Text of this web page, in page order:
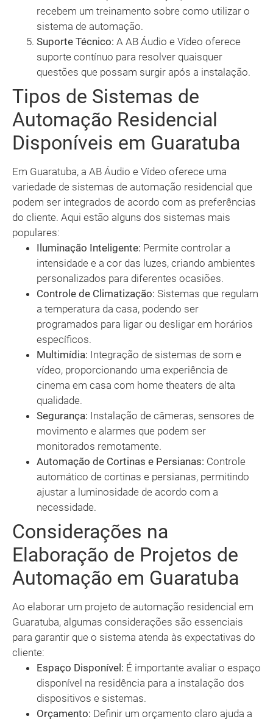
recebem um treinamento sobre como utilizar o
sistema de automação.
Suporte Técnico: A AB Áudio e Vídeo oferece
suporte contínuo para resolver quaisquer
questões que possam surgir após a instalação.
Tipos de Sistemas de
Automação Residencial
Disponíveis em Guaratuba
Em Guaratuba, a AB Áudio e Vídeo oferece uma
variedade de sistemas de automação residencial que
podem ser integrados de acordo com as preferências
do cliente. Aqui estão alguns dos sistemas mais
populares:
Iluminação Inteligente: Permite controlar a
intensidade e a cor das luzes, criando ambientes
personalizados para diferentes ocasiões.
Controle de Climatização: Sistemas que regulam
a temperatura da casa, podendo ser
programados para ligar ou desligar em horários
específicos.
Multimídia: Integração de sistemas de som e
vídeo, proporcionando uma experiência de
cinema em casa com home theaters de alta
qualidade.
Segurança: Instalação de câmeras, sensores de
movimento e alarmes que podem ser
monitorados remotamente.
Automação de Cortinas e Persianas: Controle
automático de cortinas e persianas, permitindo
ajustar a luminosidade de acordo com a
necessidade.
Considerações na
Elaboração de Projetos de
Automação em Guaratuba
Ao elaborar um projeto de automação residencial em
Guaratuba, algumas considerações são essenciais
para garantir que o sistema atenda às expectativas do
cliente:
Espaço Disponível: É importante avaliar o espaço
disponível na residência para a instalação dos
dispositivos e sistemas.
Orçamento: Definir um orçamento claro ajuda a